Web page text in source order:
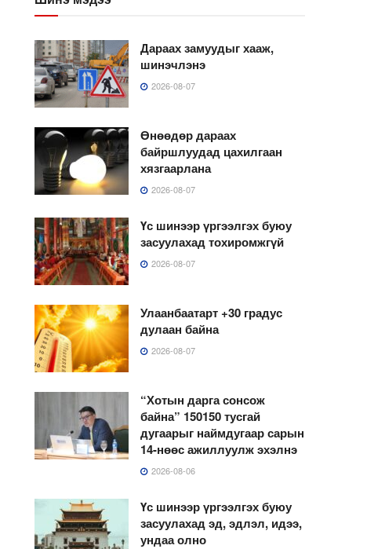
Дараах замуудыг хааж,
шинэчлэнэ
2026-08-07
Өнөөдөр дараах
байршлуудад цахилгаан
хязгаарлана
2026-08-07
Үс шинээр үргээлгэх буюу
засуулахад тохиромжгүй
2026-08-07
Улаанбаатарт +30 градус
дулаан байна
2026-08-07
“Хотын дарга сонсож
байна” 150150 тусгай
дугаарыг наймдугаар сарын
14-нөөс ажиллуулж эхэлнэ
2026-08-06
Үс шинээр үргээлгэх буюу
засуулахад эд, эдлэл, идээ,
ундаа олно